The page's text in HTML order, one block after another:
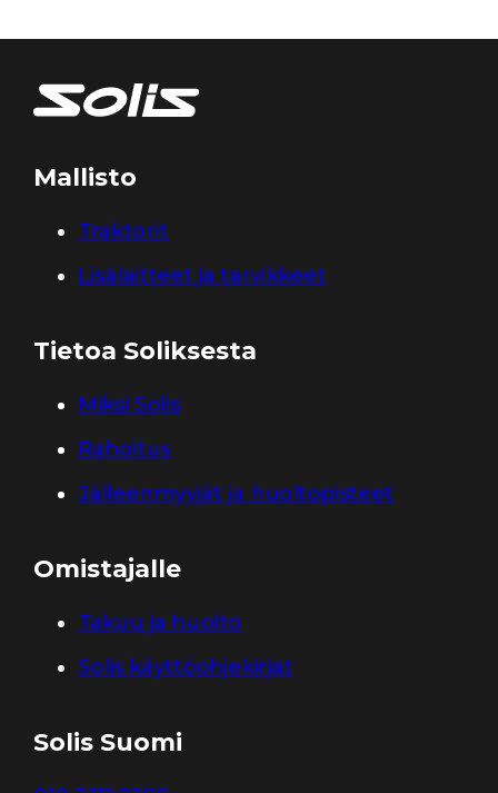
Mallisto
Traktorit
Lisälaitteet ja tarvikkeet
Tietoa Soliksesta
Miksi Solis
Rahoitus
Jälleenmyyjät ja huoltopisteet
Omistajalle
Takuu ja huolto
Solis käyttöohjekirjat
Solis Suomi